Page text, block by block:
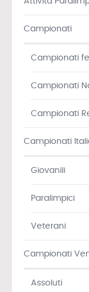
Campionati
Campionati
Campionati
Campionati
Campionati
Giovanili
Paralimpici
Veterani
Campionati
Assoluti